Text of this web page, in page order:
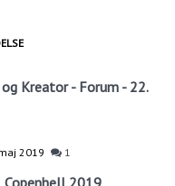
Kreator - Forum - 22.
2019 1
Copenhell 2019